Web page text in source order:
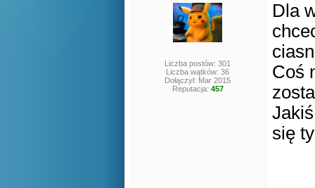
Liczba postów: 301
Liczba wątków: 36
Dołączył: Mar 2015
Reputacja: 457
Dla
Coś
się